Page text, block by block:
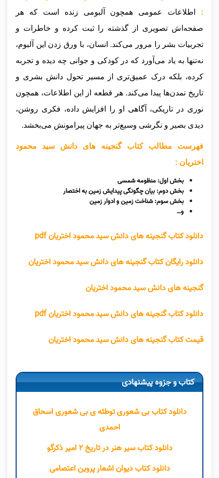
: اطلاعات عمومی همچون آلبومی زنده است که هر
صفحه‌اش تصویری از گذشته را ثبت کرده و خاطرات و
تجربیات بشر را مرور می‌کند. انسان، با ورق زدن این آلبوم،
نه‌تنها به یاد می‌آورد که در کودکی و جوانی چه دیده و تجربه
کرده، بلکه درک عمیق‌تری از مسیر تحول دانش بشری و
تاریخ تمدن‌ها پیدا می‌کند. هر قطعه از این اطلاعات، همچون
نوری در تاریکی، آگاهی او را افزایش داده، فکری روشن،
دیدی بصیر و نگرشی وسیع‌تر به جهان پیرامونش می‌بخشد.
فهرست مطالب کتاب گنجینه های دانش سید محمود
اختریان :
بخش اول: منظومه شمسی
بخش دوم: بیان چگونگی پیدایش زمین به اختصار
بخش سوم: شناخت زمین و ادوار زمین
و…
دانلود کتاب گنجینه های دانش سید محمود اختریان pdf
دانلود رایگان کتاب گنجینه های دانش سید محمود اختریان
گنجینه های دانش سید محمود اختریان
دانلود کتاب گنجینه های دانش سید محمود اختریان pdf
قیمت کتاب گنجینه های دانش سید محمود اختریان
کتاب و جزوه پیشنهادی
دانلود کتاب بی شعوری توطئه ی بی شعوری اسحاق
احمدی
دانلود کتاب سیر هنر در تاریخ ۲ امیر ذکرگو
دانلود کتاب دیوان اشعار پروین اعتصامی